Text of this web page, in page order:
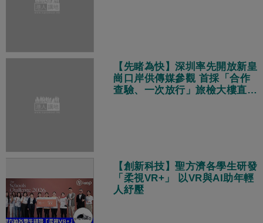
【先睹為快】深圳率先開放新皇
崗口岸供傳媒參觀 首採「合作
查驗、一次放行」旅檢大樓直連
【創新科技】聖方濟各學生研發
「柔視VR+」 以VR與AI助年輕
人紓壓